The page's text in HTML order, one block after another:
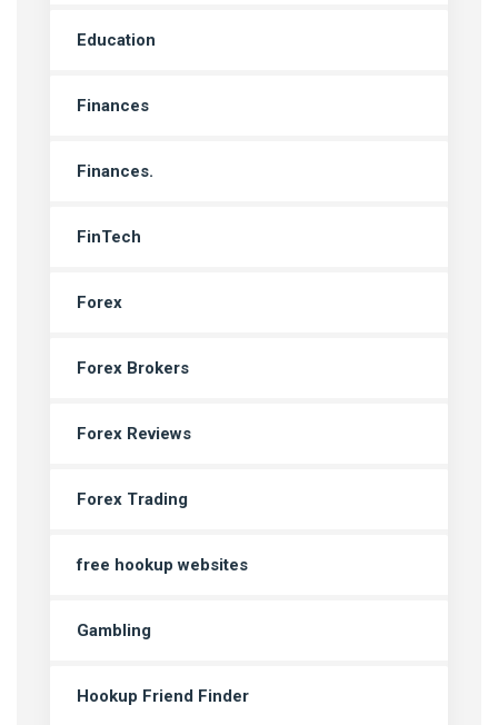
Education
Finances
Finances.
FinTech
Forex
Forex Brokers
Forex Reviews
Forex Trading
free hookup websites
Gambling
Hookup Friend Finder